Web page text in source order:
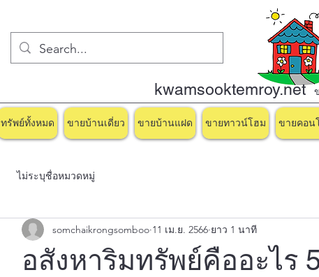
kwamsooktemroy.net
ทรัพย์ทั้งหมด ขายบ้านเดี่ยว ขายบ้านแฝด ขายทาวน์โฮม ขายคอน
ไม่ระบุชื่อหมวดหมู่
อสังหาริมทรัพย์คืออะไร
somchaikrongsomboo 11 เม.ย. 2566 ยาว 1 นาที